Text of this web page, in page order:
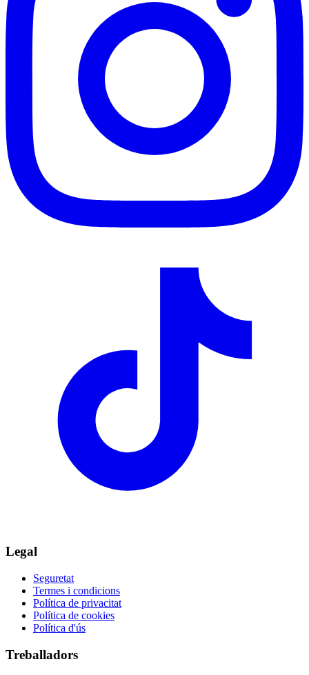
Legal
Seguretat
Termes i condicions
Política de privacitat
Política de cookies
Política d'ús
Treballadors